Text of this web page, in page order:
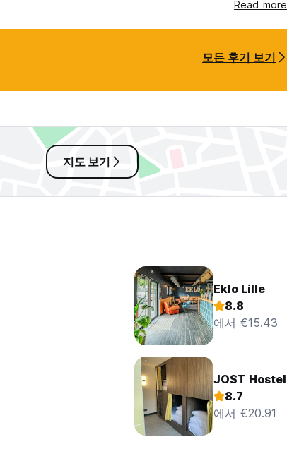
Read more
모든 후기 보기
지도 보기
Eklo Lille
8.8
에서 €15.43
JOST
8.7
에서 €20.91